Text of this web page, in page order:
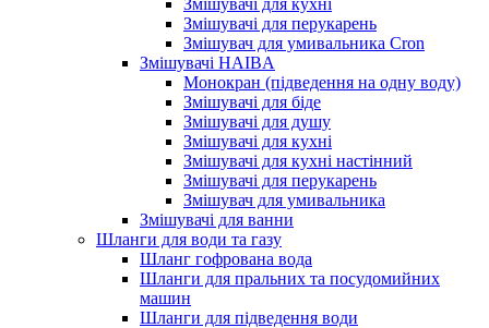
Змішувачі для кухні
Змішувачі для перукарень
Змішувач для умивальника Cron
Змішувачі HAIBA
Монокран (підведення на одну воду)
Змішувачі для біде
Змішувачі для душу
Змішувачі для кухні
Змішувачі для кухні настінний
Змішувачі для перукарень
Змішувач для умивальника
Змішувачі для ванни
Шланги для води та газу
Шланг гофрована вода
Шланги для пральних та посудомийних
машин
Шланги для підведення води